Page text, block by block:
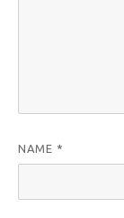
NAME *